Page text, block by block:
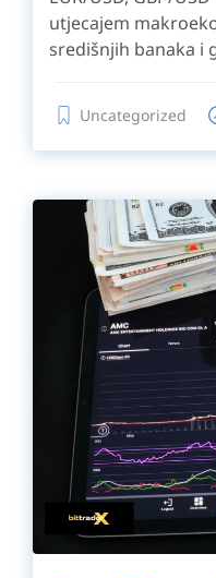
utjecajem
središnjih banaka i
Uncategorized